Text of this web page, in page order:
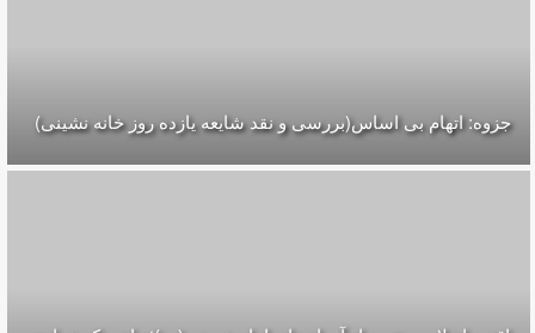
جزوه: اتهام بی اساس(بررسی و نقد شایعه یازده روز خانه نشینی)